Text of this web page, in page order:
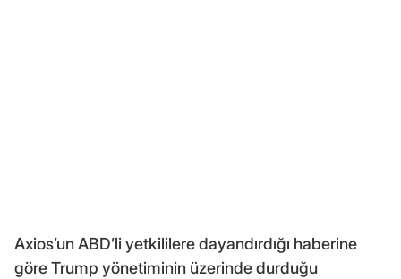
Axios’un ABD’li yetkililere dayandırdığı haberine
göre Trump yönetiminin üzerinde durduğu